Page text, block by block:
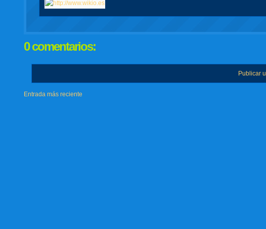
0 comentarios:
Publicar
Entrada más reciente